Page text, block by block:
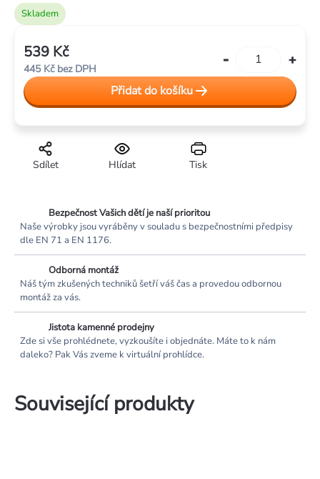
Skladem
Tisk
Hlídat
Sdílet
539 Kč
445 Kč bez DPH
cena:
Přidat do košíku
Bezpečnost Vašich dětí je naší prioritou
Naše výrobky jsou vyráběny v souladu s bezpečnostními předpisy
dle EN 71 a EN 1176.
Odborná montáž
Náš tým zkušených techniků šetří váš čas a provedou odbornou
montáž za vás.
Jistota kamenné prodejny
Zde si vše prohlédnete, vyzkoušíte i objednáte. Máte to k nám
daleko? Pak Vás zveme k virtuální prohlídce.
Související produkty